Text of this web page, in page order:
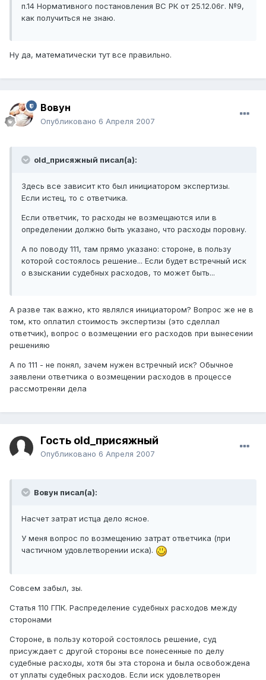
п.14 Нормативного постановления ВС РК от 25.12.06г. №9,
как получиться не знаю.
Ну да, математически тут все правильно.
Вовун
Опубликовано 6 Апреля 2007
old_присяжный писал(а):
Здесь все зависит кто был инициатором экспертизы.
Если истец, то с ответчика.
Если ответчик, то расходы не возмещаются или в
определении должно быть указано, что расходы поровну.
А по поводу 111, там прямо указано: стороне, в пользу
которой состоялось решение... Если будет встречный иск
о взыскании судебных расходов, то может быть...
А разве так важно, кто являлся инициатором? Вопрос же не в
том, кто оплатил стоимость экспертизы (это сделлал
ответчик), вопрос о возмещении его расходов при вынесении
решенияю
А по 111 - не понял, зачем нужен встречный иск? Обычное
заявлени ответчика о возмещении расходов в процессе
рассмотреняи дела
Гость old_присяжный
Опубликовано 6 Апреля 2007
Вовун писал(а):
Насчет затрат истца дело ясное.
У меня вопрос по возмещению затрат ответчика (при
частичном удовлетворении иска).
Совсем забыл, зы.
Статья 110 ГПК. Распределение судебных расходов между
сторонами
Стороне, в пользу которой состоялось решение, суд
присуждает с другой стороны все понесенные по делу
судебные расходы, хотя бы эта сторона и была освобождена
от уплаты судебных расходов. Если иск удовлетворен